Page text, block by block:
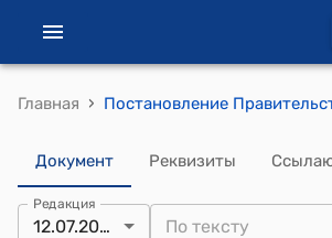
Главная ›
Документ Реквизиты
Редакция
12.07.2024